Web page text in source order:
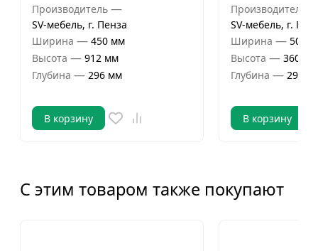
Производитель —
SV-мебель, г. Пенза
Ширина — 450 мм
Высота — 912 мм
Глубина — 296 мм
В корзину
Производитель
SV-мебель, г.
Ширина — 500
Высота — 360 мм
Глубина — 296
В корзину
С этим товаром также покупают